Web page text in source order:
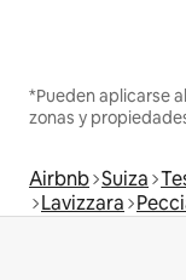
*Pueden aplicarse
zonas y
Airbnb Suiza
Lavizzara